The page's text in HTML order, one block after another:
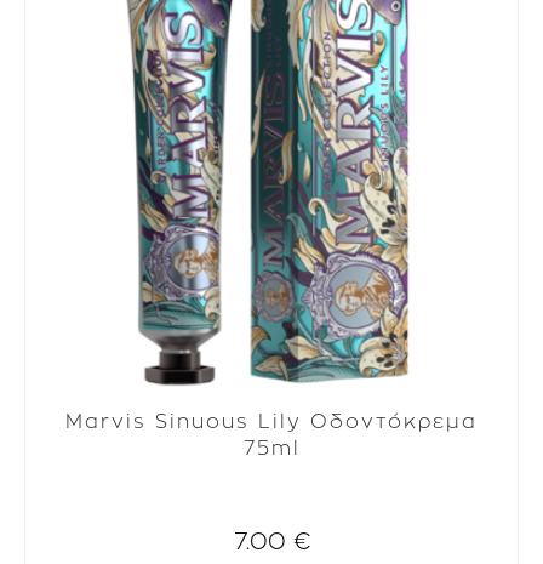
Marvis Sinuous Lily Οδοντόκρεμα
75ml
7.00 €